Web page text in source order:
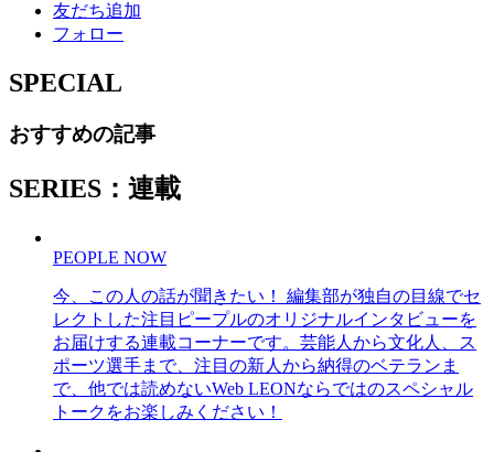
友だち追加
フォロー
SPECIAL
おすすめの記事
SERIES：連載
PEOPLE NOW
今、この人の話が聞きたい！ 編集部が独自の目線でセ
レクトした注目ピープルのオリジナルインタビューを
お届けする連載コーナーです。芸能人から文化人、ス
ポーツ選手まで、注目の新人から納得のベテランま
で、他では読めないWeb LEONならではのスペシャル
トークをお楽しみください！